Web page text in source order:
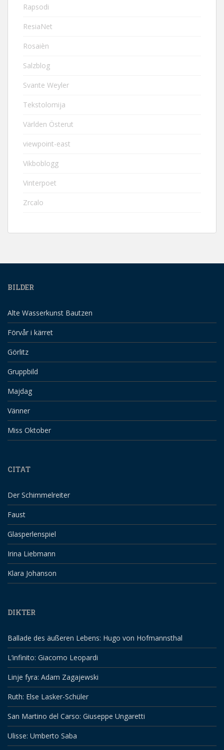
Rapsodi
ResiaNet
Rosaièn
Salzblog
Svante Weyler
Tekstolomija
Världen Österut
viewpoint-east
Vikboblogg
Vinterpoet
Zrcalo
BILDER
Alte Wasserkunst Bautzen
Förvår i kärret
Görlitz
Gruppbild
Majdag
Vänner
Miss Oktober
CITAT
Der Schimmelreiter
Faust
Glasperlenspiel
Irina Liebmann
Klara Johanson
DIKTER
Ballade des äußeren Lebens: Hugo von Hofmannsthal
L’infinito: Giacomo Leopardi
Linje fyra: Adam Zagajewski
Ruth: Else Lasker-Schüler
San Martino del Carso: Giuseppe Ungaretti
Ulisse: Umberto Saba